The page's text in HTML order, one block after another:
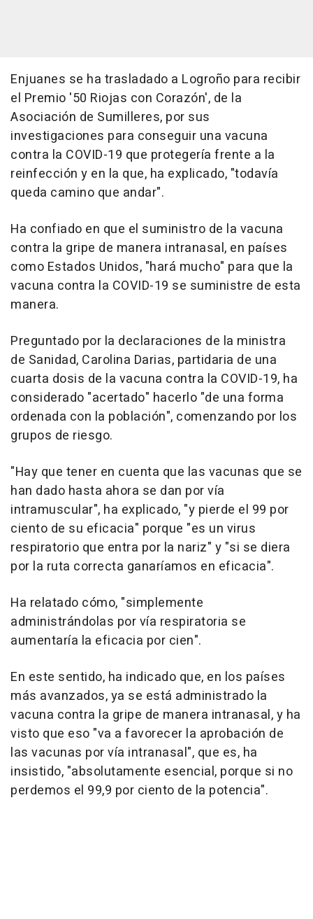
Enjuanes se ha trasladado a Logroño para recibir
el Premio '50 Riojas con Corazón', de la
Asociación de Sumilleres, por sus
investigaciones para conseguir una vacuna
contra la COVID-19 que protegería frente a la
reinfección y en la que, ha explicado, "todavía
queda camino que andar".
Ha confiado en que el suministro de la vacuna
contra la gripe de manera intranasal, en países
como Estados Unidos, "hará mucho" para que la
vacuna contra la COVID-19 se suministre de esta
manera.
Preguntado por la declaraciones de la ministra
de Sanidad, Carolina Darias, partidaria de una
cuarta dosis de la vacuna contra la COVID-19, ha
considerado "acertado" hacerlo "de una forma
ordenada con la población", comenzando por los
grupos de riesgo.
"Hay que tener en cuenta que las vacunas que se
han dado hasta ahora se dan por vía
intramuscular", ha explicado, "y pierde el 99 por
ciento de su eficacia" porque "es un virus
respiratorio que entra por la nariz" y "si se diera
por la ruta correcta ganaríamos en eficacia".
Ha relatado cómo, "simplemente
administrándolas por vía respiratoria se
aumentaría la eficacia por cien".
En este sentido, ha indicado que, en los países
más avanzados, ya se está administrado la
vacuna contra la gripe de manera intranasal, y ha
visto que eso "va a favorecer la aprobación de
las vacunas por vía intranasal", que es, ha
insistido, "absolutamente esencial, porque si no
perdemos el 99,9 por ciento de la potencia".